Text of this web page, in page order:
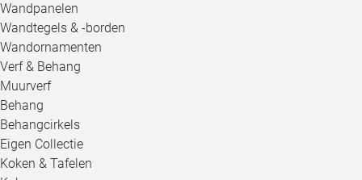
Wandpanelen
Wandtegels & -borden
Wandornamenten
Verf & Behang
Muurverf
Behang
Behangcirkels
Eigen Collectie
Koken & Tafelen